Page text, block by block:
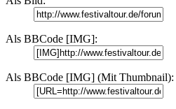
Als BBCode [IMG]:
Als BBCode [IMG] (Mit Thumbnail):